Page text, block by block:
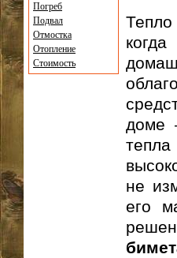
доме
не
его
Погреб
Подвал
Отмостка
Отопление
Стоимость